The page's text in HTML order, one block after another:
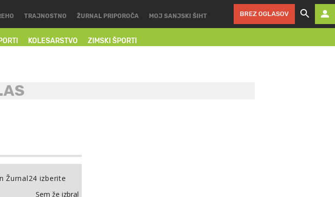
KOLESARSTVO ZIMSKI ŠPORTI
TRAJNOSTNO ŽURNAL PRIPOROČA MOJ SANJSKI ŠIHT BREZ OGLASOV
Žurnal24 izberite
Sem že izbral